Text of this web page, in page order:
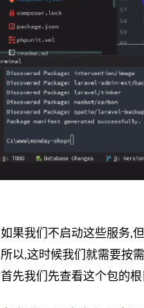
如果我们不启动这些服务,
所以,这时候我们就需要按
首先我们先查看这个包的